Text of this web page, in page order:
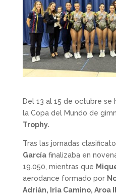
Del 13 al 15 de octubre
la Copa del Mundo de
Trophy.
Tras las jornadas
Garcíafinalizaba en
19.050, mientras que
aerodance formado por
Adrián, Iria Camino, Aroa